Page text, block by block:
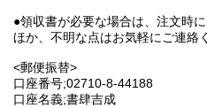
●領収書が必要な場合は、注文時に
ほか、不明な点はお気軽にご連絡
<郵便振替>
口座番号;02710-8-44188
口座名義;書肆吉成